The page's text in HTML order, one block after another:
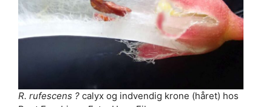
R. rufescens ? calyx og indvendig krone (håret) hos